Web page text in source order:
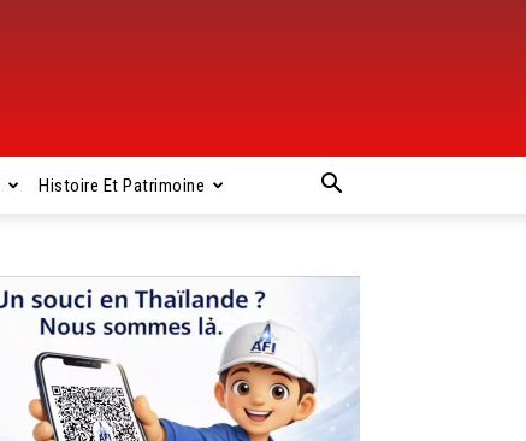
Histoire Et Patrimoine